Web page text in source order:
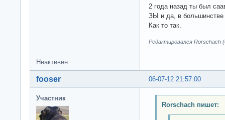
2 года назад ты был
ЗЫ и да, в большинстве
Как то так.
Редактировался Rorschach
Неактивен
06-07-12 21:57:00
fooser
Участник
Rorschach пишет: